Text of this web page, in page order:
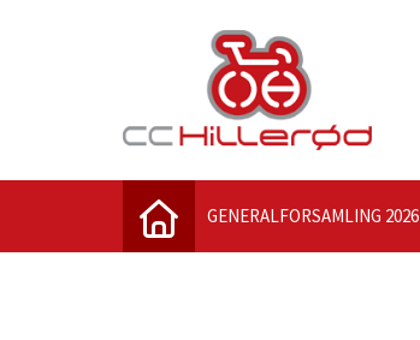
GENERALFORSAMLING 2026